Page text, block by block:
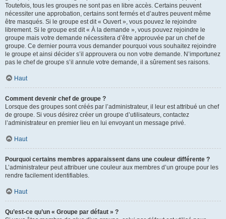
Toutefois, tous les groupes ne sont pas en libre accès. Certains peuvent
nécessiter une approbation, certains sont fermés et d’autres peuvent même
être masqués. Si le groupe est dit « Ouvert », vous pouvez le rejoindre
librement. Si le groupe est dit « À la demande », vous pouvez rejoindre le
groupe mais votre demande nécessitera d’être approuvée par un chef de
groupe. Ce dernier pourra vous demander pourquoi vous souhaitez rejoindre
le groupe et ainsi décider s’il approuvera ou non votre demande. N’importunez
pas le chef de groupe s’il annule votre demande, il a sûrement ses raisons.
Haut
Comment devenir chef de groupe ?
Lorsque des groupes sont créés par l’administrateur, il leur est attribué un chef
de groupe. Si vous désirez créer un groupe d’utilisateurs, contactez
l’administrateur en premier lieu en lui envoyant un message privé.
Haut
Pourquoi certains membres apparaissent dans une couleur différente ?
L’administrateur peut attribuer une couleur aux membres d’un groupe pour les
rendre facilement identifiables.
Haut
Qu’est-ce qu’un « Groupe par défaut » ?